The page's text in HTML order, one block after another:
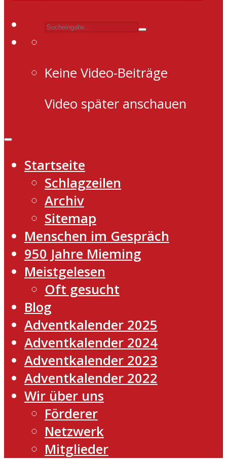
Keine Video-Beiträge
Video später anschauen
Startseite
Schlagzeilen
Archiv
Sitemap
Menschen im Gespräch
950 Jahre Mieming
Meistgelesen
Oft gesucht
Blog
Adventkalender 2025
Adventkalender 2024
Adventkalender 2023
Adventkalender 2022
Wir über uns
Förderer
Netzwerk
Mitglieder